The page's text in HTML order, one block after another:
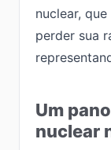
nuclear,
perder sua
Um
nuclear